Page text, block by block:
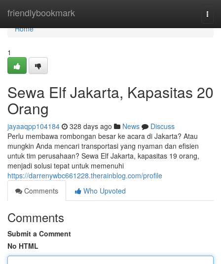
friendlybookmark
Home
Home
1
Sewa Elf Jakarta, Kapasitas 20
Orang
jayaaqpp104184 328 days ago News
Discuss
Perlu membawa rombongan besar ke acara di Jakarta? Atau
mungkin Anda mencari transportasi yang nyaman dan efisien
untuk tim perusahaan? Sewa Elf Jakarta, kapasitas 19 orang,
menjadi solusi tepat untuk memenuhi
https://darrenywbc661228.therainblog.com/profile
Comments
Who Upvoted
Comments
Submit a Comment
No HTML